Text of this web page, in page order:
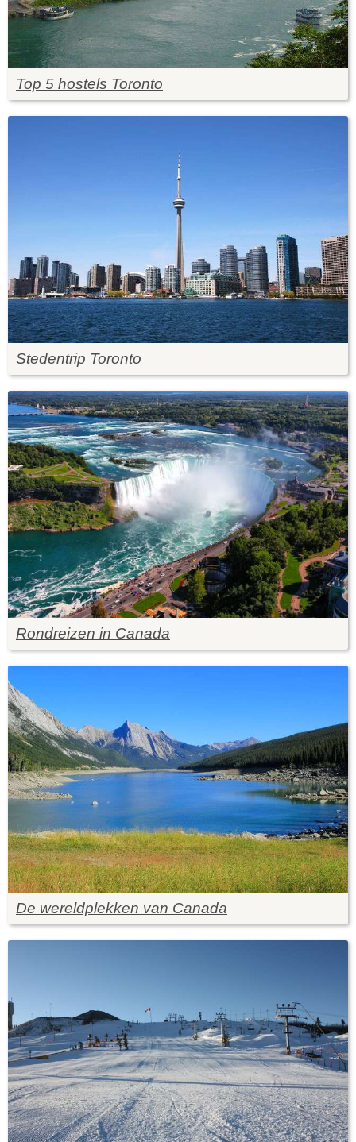
Top 5 hostels Toronto
Stedentrip Toronto
Rondreizen in Canada
De wereldplekken van Canada